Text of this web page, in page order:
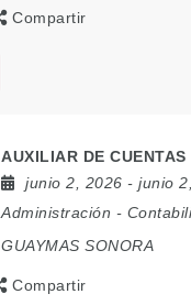
Compartir
AUXILIAR DE CUENTAS
junio 2, 2026 - junio
Administración -
GUAYMAS SONORA
Compartir